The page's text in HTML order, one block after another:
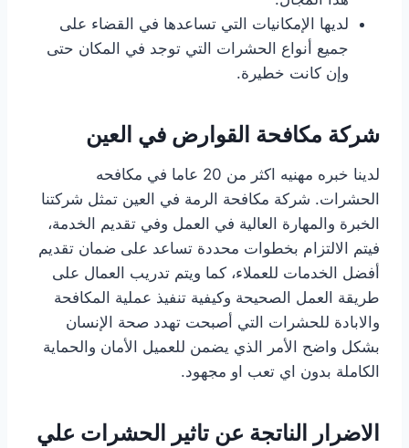
لديها الإمكانيات التي تساعدها في القضاء على
جميع أنواع الحشرات التي توجد في المكان حتى
وإن كانت خطيرة.
شركة مكافحة القوارض في العين
لدينا خبره مهنيه اكثر من 20 عاما في مكافحه
الحشرات. شركة مكافحة الرمة في العين تمثل شركتنا
الخبرة والمهارة العالية في العمل وفي تقديم الخدمة،
فيتم الالتزام بخطوات محددة تساعد على ضمان تقديم
أفضل الخدمات للعملاء، كما ويتم تدريب العمال على
طريقة العمل الصحيحة وكيفية تنفيذ عملية المكافحة
والابادة للحشرات التي أصبحت تهدد صحة الإنسان
بشكل واضح الأمر الذي يضمن للعميل الأمان والحماية
الكاملة بدون اي تعب او مجهود.
الاضرار الناتجة عن تاثير الحشرات علي